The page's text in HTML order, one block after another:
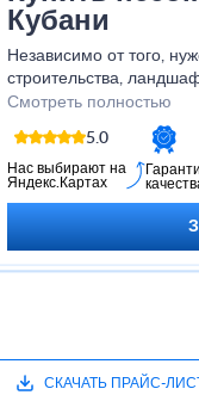
Кубани
Независимо от того,
строительства,
площадки, мы рады
качественное и
песок - это не просто
созданию прочных и
ландшафта и
Смотреть полностью
5.0
Нас выбирают на
Яндекс.Картах
СКАЧАТЬ ПРАЙС-